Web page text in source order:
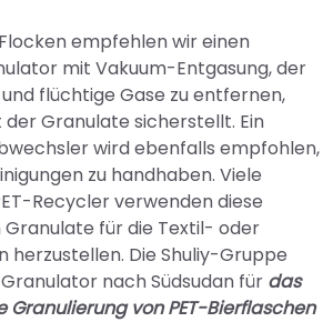
empfehlen wir einen
mit Vakuum-Entgasung, der
flüchtige Gase zu entfernen,
der Granulate sicherstellt. Ein
wird ebenfalls empfohlen,
zu handhaben. Viele
Recycler verwenden diese
Granulate für die Textil- oder
herzustellen. Die Shuliy-Gruppe
nach Südsudan für das
Granulierung von PET-Bierflaschen